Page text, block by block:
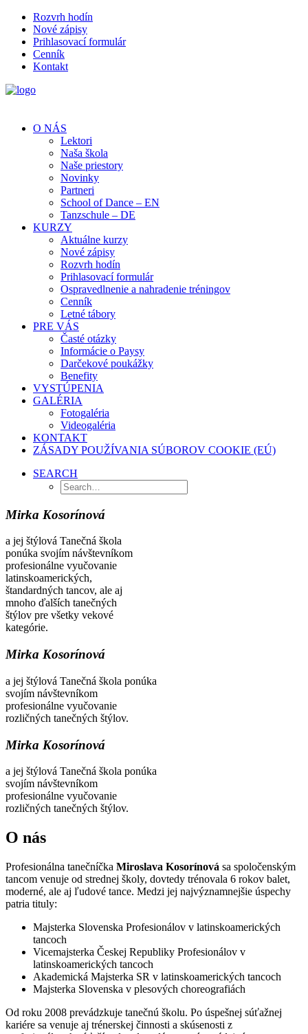
Rozvrh hodín
Nové zápisy
Prihlasovací formulár
Cenník
Kontakt
O NÁS
Lektori
Naša škola
Naše priestory
Novinky
Partneri
School of Dance – EN
Tanzschule – DE
KURZY
Aktuálne kurzy
Nové zápisy
Rozvrh hodín
Prihlasovací formulár
Ospravedlnenie a nahradenie tréningov
Cenník
Letné tábory
PRE VÁS
Časté otázky
Informácie o Paysy
Darčekové poukážky
Benefity
VYSTÚPENIA
GALÉRIA
Fotogaléria
Videogaléria
KONTAKT
ZÁSADY POUŽÍVANIA SÚBOROV COOKIE (EÚ)
SEARCH
Mirka Kosorínová
a jej štýlová Tanečná škola
ponúka svojím návštevníkom
profesionálne vyučovanie
latinskoamerických,
štandardných tancov, ale aj
mnoho ďalších tanečných
štýlov pre všetky vekové
kategórie.
Mirka Kosorínová
a jej štýlová Tanečná škola ponúka
svojím návštevníkom
profesionálne vyučovanie
rozličných tanečných štýlov.
Mirka Kosorínová
a jej štýlová Tanečná škola ponúka
svojím návštevníkom
profesionálne vyučovanie
rozličných tanečných štýlov.
O nás
Profesionálna tanečníčka Miroslava Kosorínová sa spoločenským
tancom venuje od strednej školy, dovtedy trénovala 6 rokov balet,
moderné, ale aj ľudové tance. Medzi jej najvýznamnejšie úspechy
patria tituly:
Majsterka Slovenska Profesionálov v latinskoamerických
tancoch
Vicemajsterka Českej Republiky Profesionálov v
latinskoamerických tancoch
Akademická Majsterka SR v latinskoamerických tancoch
Majsterka Slovenska v plesových choreografiách
Od roku 2008 prevádzkuje tanečnú školu. Po úspešnej súťažnej
kariére sa venuje aj trénerskej činnosti a skúsenosti z